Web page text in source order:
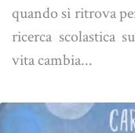
quando si ritrova
ricerca scolastica
vita cambia...